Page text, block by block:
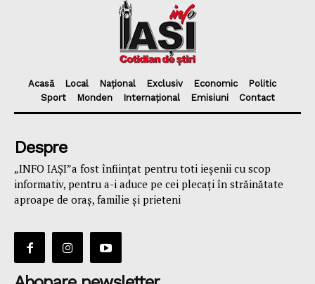
Acasă Local Național Exclusiv Economic
Politic
Sport
Monden Internațional Emisiuni Contact
Despre
„INFO IAȘI”a fost înfiinţat pentru toti ieşenii cu scop
informativ, pentru a-i aduce pe cei plecaţi în străinătate
aproape de oraş, familie și prieteni